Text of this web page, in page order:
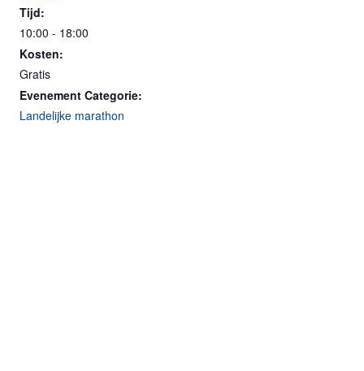
Tijd:
10:00 - 18:00
Kosten:
Gratis
Evenement Categorie:
Landelijke marathon